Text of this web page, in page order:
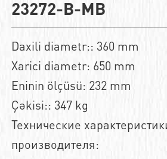
23272-B-MB
Daxili diametr:: 360 mm
Xarici diametr: 650 mm
Eninin ölçüsü: 232 mm
Çəkisi:: 347 kg
Технические
производителя: